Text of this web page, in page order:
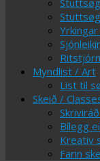
Myndlist / Art
List til
Skeið /
Bílegg
Kreativ
Farin